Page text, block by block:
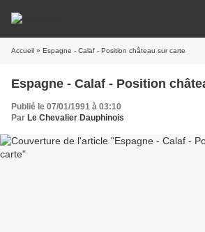
Accueil » Espagne - Calaf - Position château sur carte
Espagne - Calaf - Position
Publié le 07/01/1991 à 03:10
Par Le Chevalier Dauphinois